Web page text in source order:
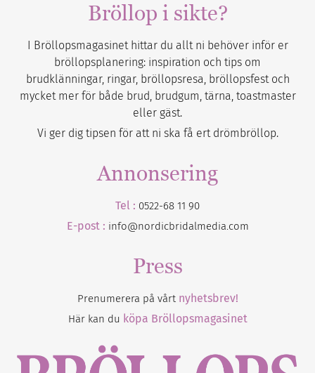
Bröllop i sikte?
I Bröllopsmagasinet hittar du allt ni behöver inför er
bröllopsplanering: inspiration och tips om
brudklänningar, ringar, bröllopsresa, bröllopsfest och
mycket mer för både brud, brudgum, tärna, toastmaster
eller gäst.
Vi ger dig tipsen för att ni ska få ert drömbröllop.
Annonsering
Tel : 0522-68 11 90
E-post : info@nordicbridalmedia.com
Press
Prenumerera på vårt nyhetsbrev!
Här kan du köpa Bröllopsmagasinet